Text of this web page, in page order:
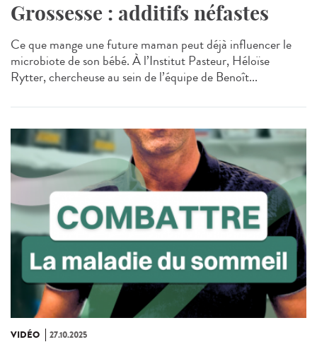
Grossesse : additifs néfastes
Ce que mange une future maman peut déjà influencer le
microbiote de son bébé. À l’Institut Pasteur, Héloïse
Rytter, chercheuse au sein de l’équipe de Benoît...
VIDÉO 27.10.2025